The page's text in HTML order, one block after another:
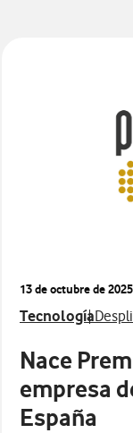
13 de octubre de 2025
Ver más notas de
TecnologíaVer
Nace
empresa
España